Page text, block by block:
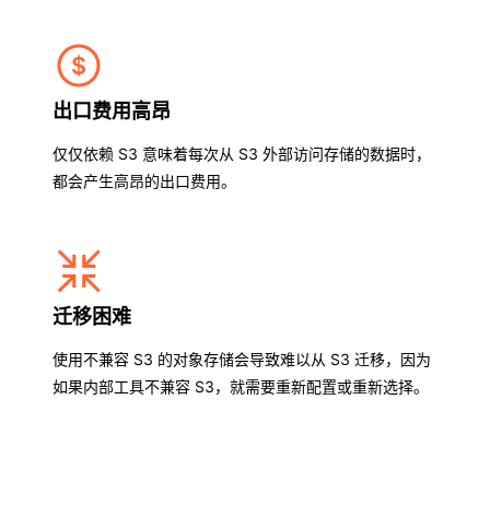
出口费用高昂
仅仅依赖 S3 意味着每次从 S3 外部访问存储的数据时，
都会产生高昂的出口费用。
迁移困难
使用不兼容 S3 的对象存储会导致难以从 S3 迁移，因为
如果内部工具不兼容 S3，就需要重新配置或重新选择。